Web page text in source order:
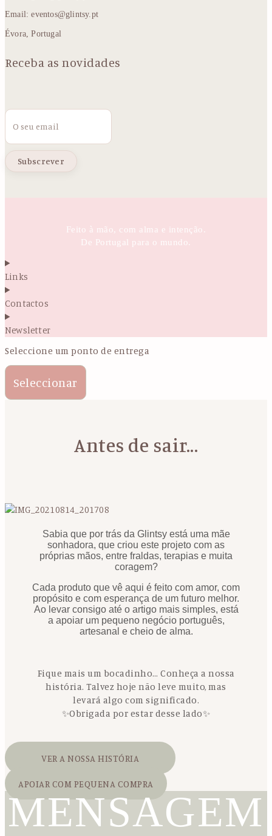
Email: eventos@glintsy.pt
Évora, Portugal
Receba as novidades
Email
Feito à mão, com alma e intenção.
De Portugal para o mundo.
Links
Contactos
Newsletter
Seleccione um ponto de entrega
Seleccionar
Antes de sair...
Sabia que por trás da Glintsy está uma mãe
sonhadora, que criou este projeto com as
próprias mãos, entre fraldas, terapias e muita
coragem?
Cada produto que vê aqui é feito com amor, com
propósito e com esperança de um futuro melhor.
Ao levar consigo até o artigo mais simples, está
a apoiar um pequeno negócio português,
artesanal e cheio de alma.
Fique mais um bocadinho… Conheça a nossa
história. Talvez hoje não leve muito, mas
levará algo com significado.
✨Obrigada por estar desse lado✨
VER A NOSSA HISTÓRIA
APOIAR COM PEQUENA COMPRA
MENSAGEM